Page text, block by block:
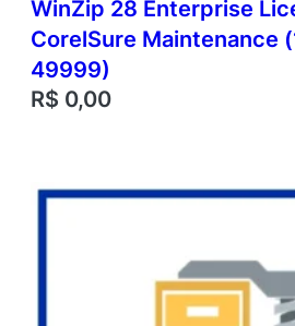
WinZip 28 Enterprise
CorelSure Maintenance
49999)
R$ 0,00